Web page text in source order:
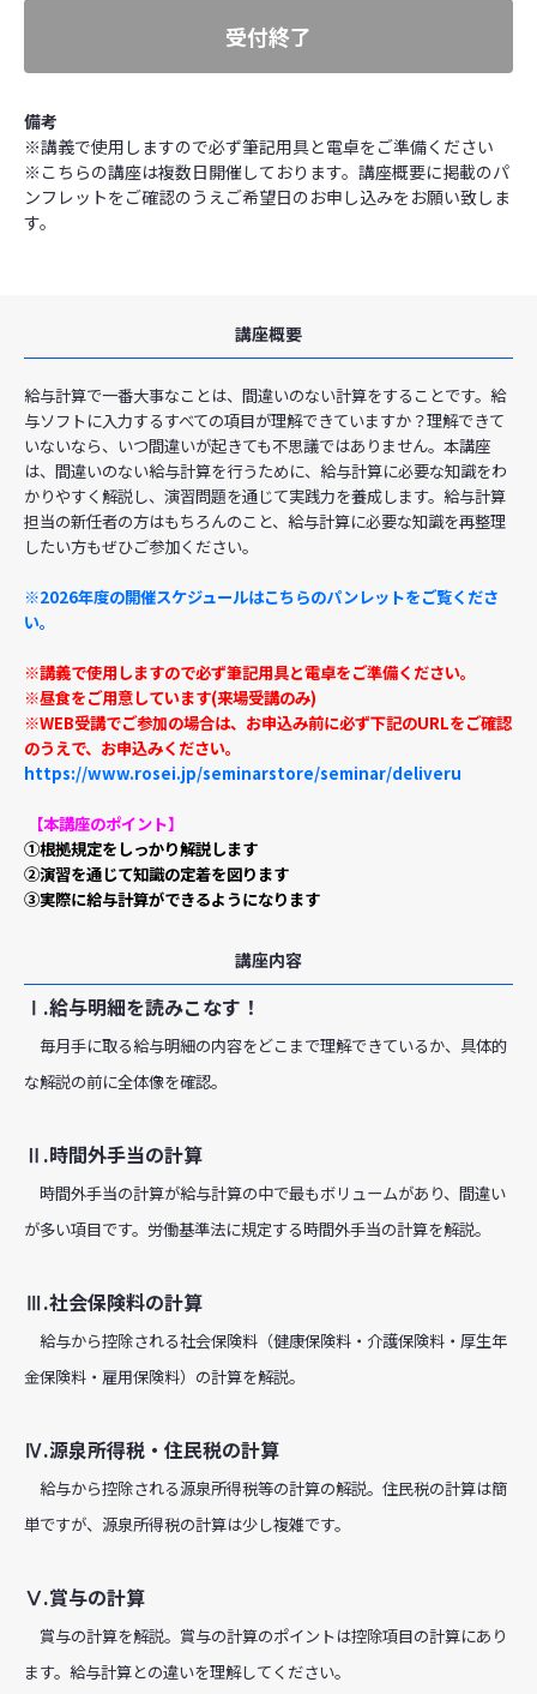
受付終了
備考
※講義で使用しますので必ず筆記用具と電卓をご準備ください
※こちらの講座は複数日開催しております。講座概要に掲載のパ
ンフレットをご確認のうえご希望日のお申し込みをお願い致しま
す。
講座概要
給与計算で一番大事なことは、間違いのない計算をすることです。給
与ソフトに入力するすべての項目が理解できていますか？理解できて
いないなら、いつ間違いが起きても不思議ではありません。本講座
は、間違いのない給与計算を行うために、給与計算に必要な知識をわ
かりやすく解説し、演習問題を通じて実践力を養成します。給与計算
担当の新任者の方はもちろんのこと、給与計算に必要な知識を再整理
したい方もぜひご参加ください。
※2026年度の開催スケジュールはこちらのパンレットをご覧くださ
い。
※講義で使用しますので必ず筆記用具と電卓をご準備ください。
※昼食をご用意しています(来場受講のみ)
※WEB受講でご参加の場合は、お申込み前に必ず下記のURLをご確認
のうえで、お申込みください。
https://www.rosei.jp/seminarstore/seminar/deliveru
【本講座のポイント】
①根拠規定をしっかり解説します
②演習を通じて知識の定着を図ります
③実際に給与計算ができるようになります
講座内容
Ⅰ.給与明細を読みこなす！
毎月手に取る給与明細の内容をどこまで理解できているか、具体的
な解説の前に全体像を確認。
Ⅱ.時間外手当の計算
時間外手当の計算が給与計算の中で最もボリュームがあり、間違い
が多い項目です。労働基準法に規定する時間外手当の計算を解説。
Ⅲ.社会保険料の計算
給与から控除される社会保険料（健康保険料・介護保険料・厚生年
金保険料・雇用保険料）の計算を解説。
Ⅳ.源泉所得税・住民税の計算
給与から控除される源泉所得税等の計算の解説。住民税の計算は簡
単ですが、源泉所得税の計算は少し複雑です。
Ⅴ.賞与の計算
賞与の計算を解説。賞与の計算のポイントは控除項目の計算にあり
ます。給与計算との違いを理解してください。